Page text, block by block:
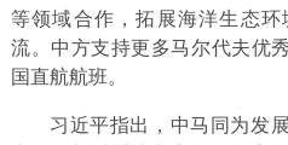
等领域合作，拓展海洋生态
流。中方支持更多马尔代夫优
国直航航班。
习近平指出，中马同为发